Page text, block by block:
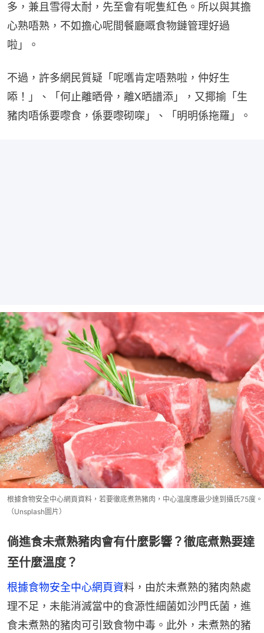
多，兼且雪得太耐，先至會有呢隻紅色。所以與其擔
心熟唔熟，不如擔心呢間餐廳嘅食物鏈管理好過
啦」。
不過，許多網民質疑「呢嚿肯定唔熟啦，仲好生
㖭！」、「何止離晒骨，離X晒譜添」，又揶揄「生
豬肉唔係要嚟食，係要嚟砌㗎」、「明明係拖羅」。
根據食物安全中心網頁資料，若要徹底煮熟豬肉，中心温度應最少達到攝氏75度。
（Unsplash圖片）
倘進食未煮熟豬肉會有什麼影響？徹底煮熟要達
至什麼溫度？
根據食物安全中心網頁資料，由於未煮熟的豬肉熱處
理不足，未能消滅當中的食源性細菌如沙門氏菌，進
食未煮熟的豬肉可引致食物中毒。此外，未煮熟的豬